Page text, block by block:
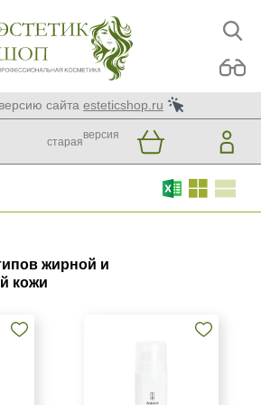
сайта esteticshop.ru
старая
версия
жирной и
кожи